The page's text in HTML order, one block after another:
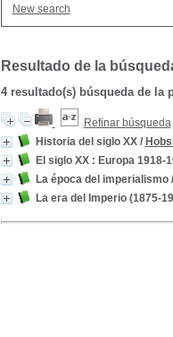
New search
Resultado de la
4 resultado(s) búsqueda de la
Refinar búsqueda
Historia del siglo XX/
El siglo XX : Europa 1918-
La época del imperialismo/
La era del Imperio (1875-